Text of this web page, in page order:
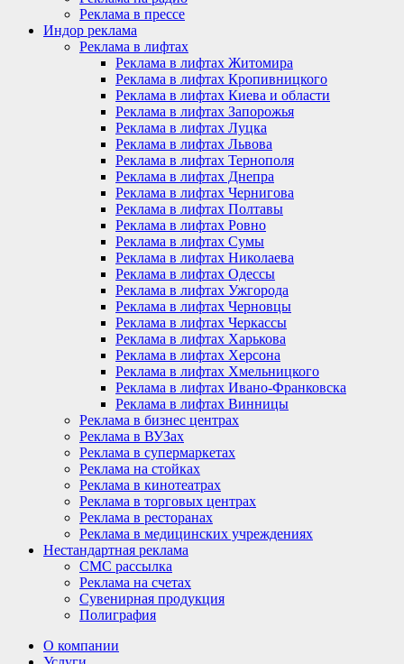
Реклама в прессе
Индор реклама
Реклама в лифтах
Реклама в лифтах Житомира
Реклама в лифтах Кропивницкого
Реклама в лифтах Киева и области
Реклама в лифтах Запорожья
Реклама в лифтах Луцка
Реклама в лифтах Львова
Реклама в лифтах Тернополя
Реклама в лифтах Днепра
Реклама в лифтах Чернигова
Реклама в лифтах Полтавы
Реклама в лифтах Ровно
Реклама в лифтах Сумы
Реклама в лифтах Николаева
Реклама в лифтах Одессы
Реклама в лифтах Ужгорода
Реклама в лифтах Черновцы
Реклама в лифтах Черкассы
Реклама в лифтах Харькова
Реклама в лифтах Херсона
Реклама в лифтах Хмельницкого
Реклама в лифтах Ивано-Франковска
Реклама в лифтах Винницы
Реклама в бизнес центрах
Реклама в ВУЗах
Реклама в супермаркетах
Реклама на стойках
Реклама в кинотеатрах
Реклама в торговых центрах
Реклама в ресторанах
Реклама в медицинских учреждениях
Нестандартная реклама
СМС рассылка
Реклама на счетах
Сувенирная продукция
Полиграфия
О компании